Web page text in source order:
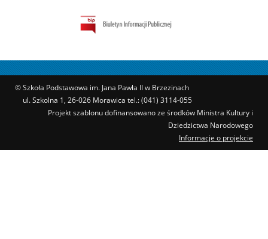
© Szkoła Podstawowa im. Jana Pawła II w Brzezinach
ul. Szkolna 1, 26-026 Morawica tel.: (041) 3114-055
Projekt szablonu dofinansowano ze środków Ministra Kultury i
Dziedzictwa Narodowego
Informacje o projekcie